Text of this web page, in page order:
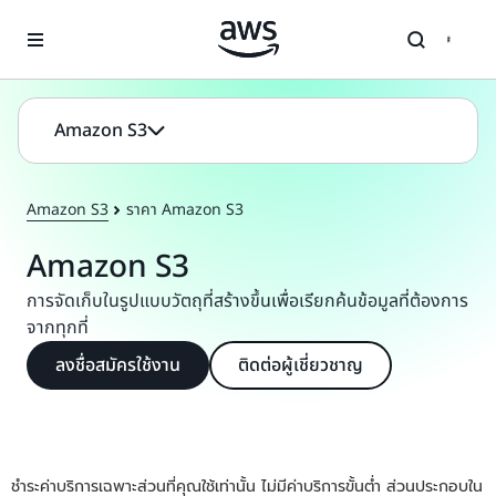
Amazon S3
Amazon S3 ราคา Amazon S3
Amazon S3
การจัดเก็บในรูปแบบวัตถุที่สร้างขึ้นเพื่อเรียกค้นข้อมูลที่ต้องการ
จากทุกที่
ลงชื่อสมัครใช้งาน
ติดต่อผู้เชี่ยวชาญ
ชำระค่าบริการเฉพาะส่วนที่คุณใช้เท่านั้น ไม่มีค่าบริการขั้นต่ำ ส่วนประกอบใน